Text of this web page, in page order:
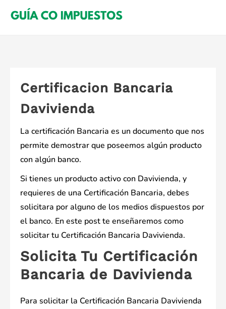
Certificacion Bancaria
Davivienda
La certificación Bancaria es un documento que nos
permite demostrar que poseemos algún producto
con algún banco.
Si tienes un producto activo con Davivienda, y
requieres de una Certificación Bancaria, debes
solicitara por alguno de los medios dispuestos por
el banco. En este post te enseñaremos como
solicitar tu Certificación Bancaria Davivienda.
Solicita Tu Certificación
Bancaria de Davivienda
Para solicitar la Certificación Bancaria Davivienda